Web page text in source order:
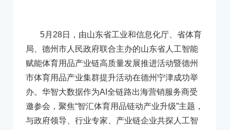
5月28日，由山东省工业和信息化厅、省体育
局、德州市人民政府联合主办的山东省人工智能
赋能体育用品产业链高质量发展推进活动暨德州
市体育用品产业集群提升活动在德州宁津成功举
办。华智大数据作为AI全链路出海营销服务商受
邀参会，聚焦“智汇体育用品链动产业升级”主题，
与政府领导、行业专家、产业链企业共探人工智